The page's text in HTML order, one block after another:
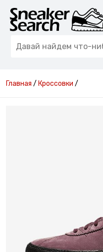
Главная / Кроссовки /